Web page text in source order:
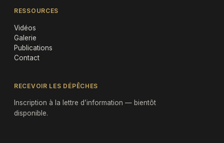
RESSOURCES
Vidéos
Galerie
Publications
Contact
RECEVOIR LES DÉPÊCHES
Inscription à la lettre d’information — bientôt
disponible.